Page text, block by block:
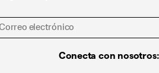
Conecta con nosotros: